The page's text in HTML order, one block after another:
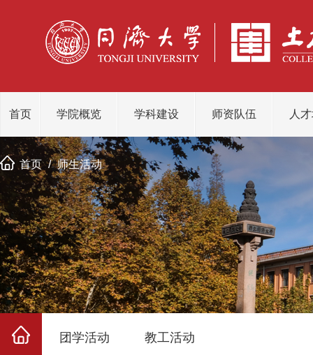
首页 学院概览 学科建设 师资队伍 人
首页 / 师生活动
团学活动 教工活动